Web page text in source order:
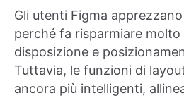
Gli utenti Figma
perché fa risparmiare molto
disposizione e
Tuttavia, le funzioni di
ancora più intelligenti,